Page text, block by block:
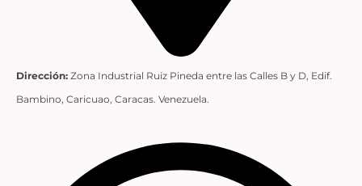
Dirección: Zona Industrial Ruiz Pineda entre las Calles B y D, Edif.
Bambino, Caricuao, Caracas. Venezuela.